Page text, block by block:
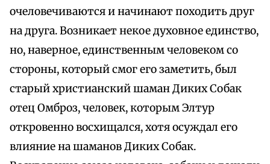
очеловечиваются и начинают походить друг
на друга. Возникает некое духовное единство,
но, наверное, единственным человеком со
стороны, который смог его заметить, был
старый христианский шаман Диких Собак
отец Омброз, человек, которым Элтур
откровенно восхищался, хотя осуждал его
влияние на шаманов Диких Собак.